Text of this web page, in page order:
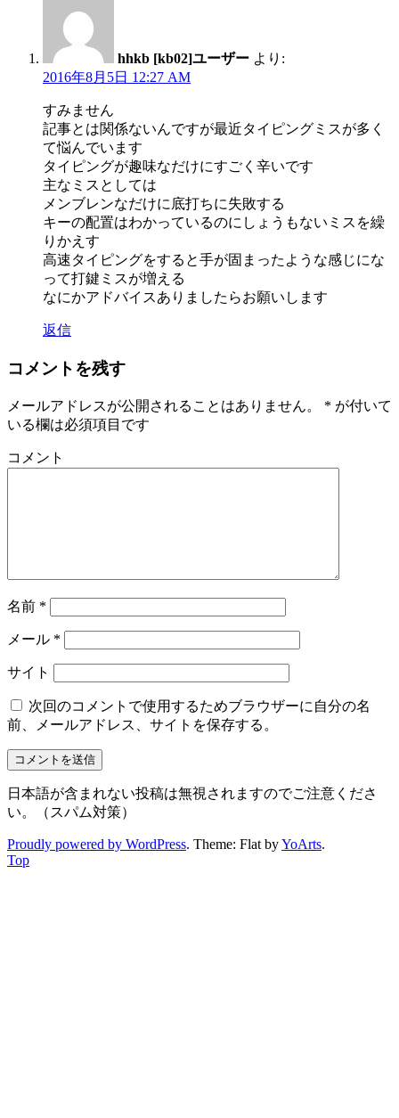
hhkb [kb02]ユーザー より:
2016年8月5日 12:27 AM
すみません
記事とは関係ないんですが最近タイピングミスが多く
て悩んでいます
タイピングが趣味なだけにすごく辛いです
主なミスとしては
メンブレンなだけに底打ちに失敗する
キーの配置はわかっているのにしょうもないミスを繰
りかえす
高速タイピングをすると手が固まったような感じにな
って打鍵ミスが増える
なにかアドバイスありましたらお願いします
返信
コメントを残す
メールアドレスが公開されることはありません。 * が付いて
いる欄は必須項目です
コメント
名前 *
メール *
サイト
次回のコメントで使用するためブラウザーに自分の名
前、メールアドレス、サイトを保存する。
日本語が含まれない投稿は無視されますのでご注意くださ
い。（スパム対策）
Proudly powered by WordPress. Theme: Flat byYoArts.
Top